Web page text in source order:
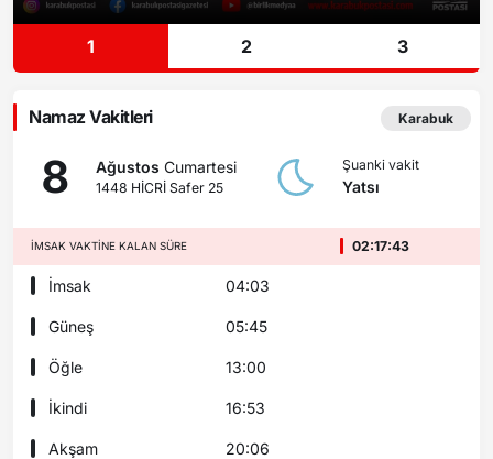
1 2 3
Namaz Vakitleri Karabuk
8 Ağustos Cumartesi
1448 HİCRİ Safer 25
Şuanki vakit
Yatsı
İMSAK VAKTINE KALAN SÜRE 02:17:43
İmsak 04:03
Güneş 05:45
Öğle 13:00
İkindi 16:53
Akşam 20:06